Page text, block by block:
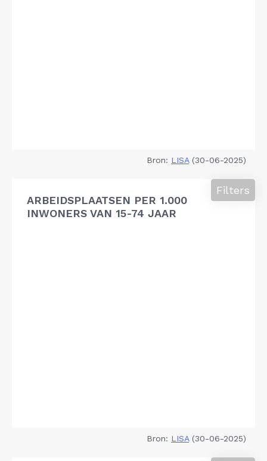
Bron: LISA(30-06-2025)
ARBEIDSPLAATSEN PER 1.000
INWONERS VAN 15-74 JAAR
Filters
Bron: LISA(30-06-2025)